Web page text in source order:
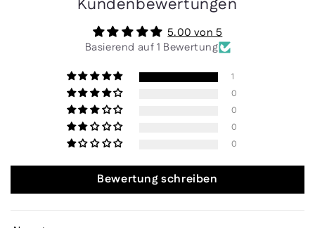
5.00 von 5
Basierend auf 1 Bewertung
1
0
0
0
0
Bewertung schreiben